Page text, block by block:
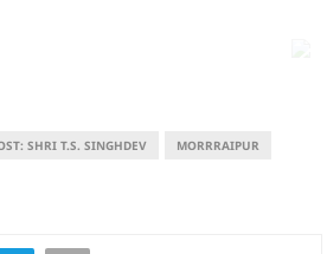
SHRI T.S. SINGHDEV MORRRAIPUR